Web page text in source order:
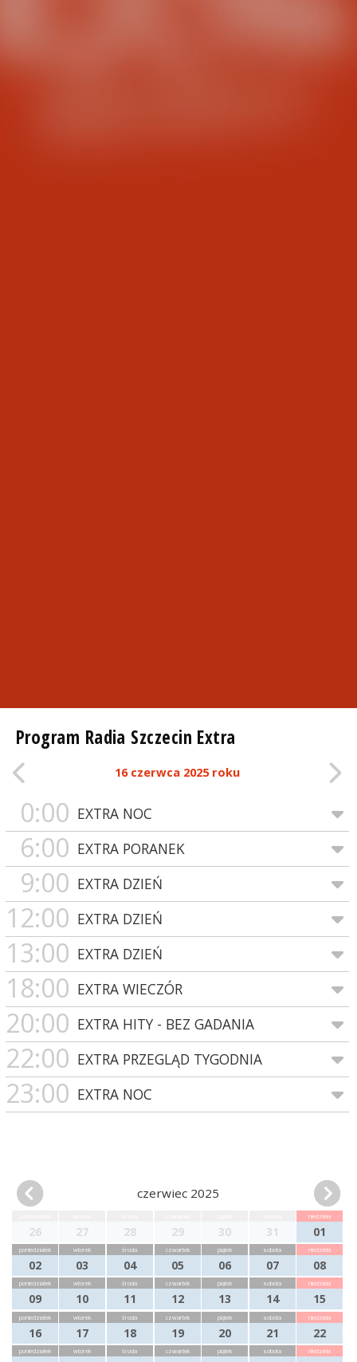
Program Radia Szczecin Extra
16 czerwca 2025 roku
0:00 EXTRA NOC
6:00 EXTRA PORANEK
9:00 EXTRA DZIEŃ
12:00 EXTRA DZIEŃ
13:00 EXTRA DZIEŃ
18:00 EXTRA WIECZÓR
20:00 EXTRA HITY - BEZ GADANIA
22:00 EXTRA PRZEGLĄD TYGODNIA
23:00 EXTRA NOC
czerwiec 2025
26 27 28 29 30 31
niedziela
01
poniedziałek
02
wtorek
03
środa
04
czwartek
05
piątek
06
sobota
07
niedziela
08
poniedziałek
09
wtorek
10
środa
11
czwartek
12
piątek
13
sobota
14
niedziela
15
poniedziałek
16
wtorek
17
środa
18
czwartek
19
piątek
20
sobota
21
niedziela
22
poniedziałek wtorek środa czwartek piątek sobota niedziela